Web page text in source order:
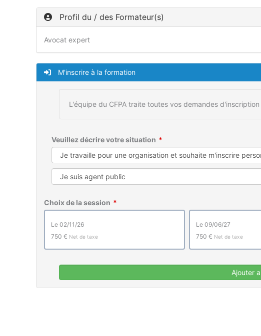
Profil du / des Formateur(s)
Avocat expert
M'inscrire à la formation
L'équipe du CFPA traite toutes vos demandes
Veuillez décrire votre situation
Choix de la session
le 02/11/26
750 € Net de taxe
le 09/06/27
750 € Net de taxe
Ajouter